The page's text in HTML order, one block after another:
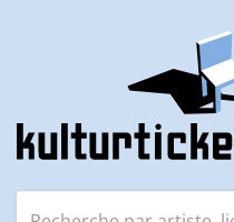
Recherche par artiste,